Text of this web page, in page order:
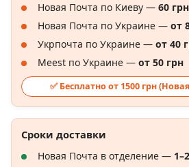
Новая Почта по Киеву — 60 грн
Новая Почта по Украине — от
Укрпочта по Украине — от 40
Meest по Украине — от 50 грн
✅ Бесплатно от 1500 грн
Сроки доставки
Новая Почта в отделение —